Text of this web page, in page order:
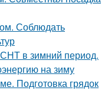
Соблюдать
в зимний период.
на зиму
Подготовка грядок